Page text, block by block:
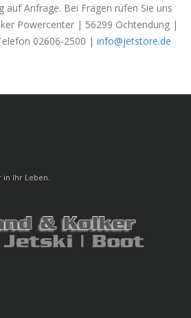
auf Anfrage. Bei Fragen rufen Sie uns
Powercenter | 56299 Ochtendung |
02606-2500 | info@jetstore.de
in Ihr Leben.